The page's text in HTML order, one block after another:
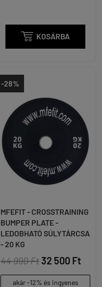
 KOSÁRBA
-28%
MFEFIT - CROSSTRAINING
BUMPER PLATE -
LEDOBHATÓ SÚLYTÁRCSA
- 20 KG
44 990 Ft 32 500 Ft
akár -12% és ingyenes